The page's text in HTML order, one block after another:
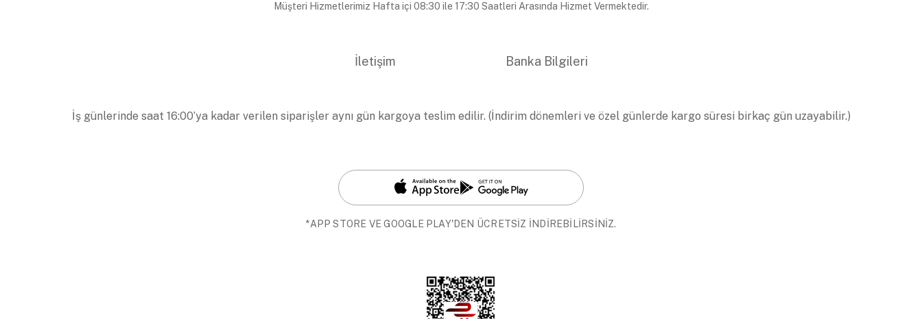
Müşteri Hizmetlerimiz Hafta içi 08:30 ile 17:30 Saatleri Arasında Hizmet Vermektedir.
İletişim Banka Bilgileri
İş günlerinde saat 16:00’ya kadar verilen siparişler aynı gün kargoya teslim edilir. (İndirim dönemleri ve özel günlerde kargo süresi birkaç gün uzayabilir.)
*APP STORE VE GOOGLE PLAY'DEN ÜCRETSİZ İNDİREBİLİRSİNİZ.